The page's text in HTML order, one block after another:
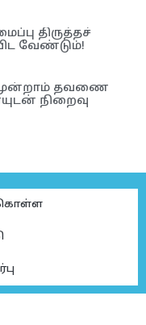
திருத்தச்
வேண்டும்!
தவணை
நிறைவு